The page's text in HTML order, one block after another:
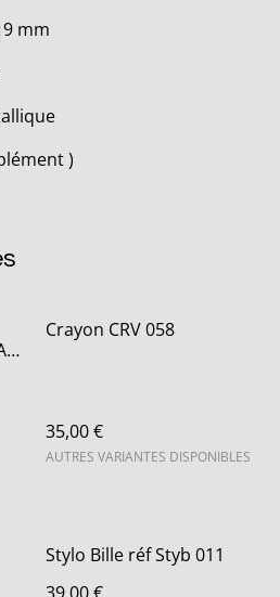
mm
)
Crayon CRV 058
35,00 €
AUTRES VARIANTES DISPONIBLES
Stylo Bille réf Styb 011